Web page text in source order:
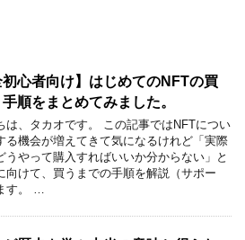
初心者向け】はじめてのNFTの買
順をまとめてみました。
は、タカオです。 この記事ではNFTについ
る機会が増えてきて気になるけれど「実際
うやって購入すればいいか分からない」と
向けて、買うまでの手順を解説（サポー
す。 …